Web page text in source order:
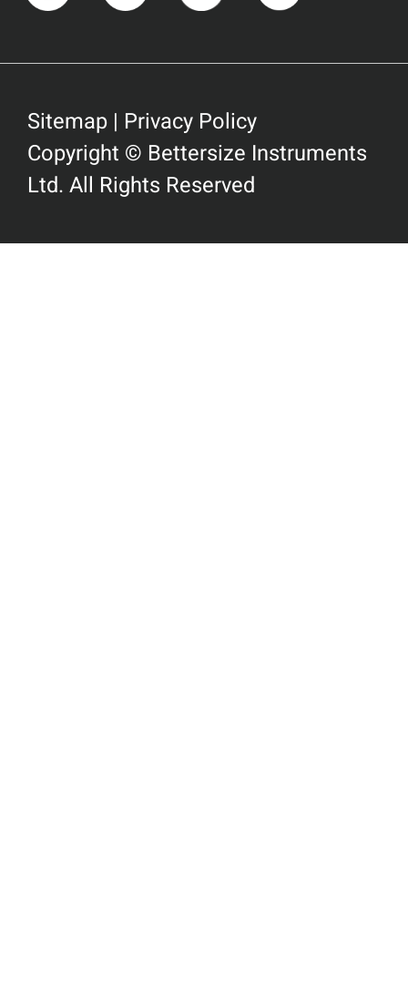
Sitemap | Privacy Policy
Copyright © Bettersize Instruments
Ltd. All Rights Reserved